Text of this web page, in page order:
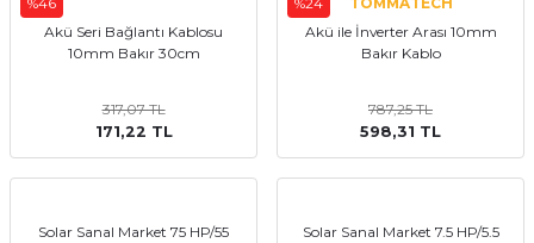
Akü Seri Bağlantı Kablosu
10mm Bakır 30cm
317,07 TL
171,22 TL
Akü ile İnverter Arası 10mm
Bakır Kablo
787,25 TL
598,31 TL
Solar Sanal Market 75 HP/55
Solar Sanal Market 7.5 HP/5.5